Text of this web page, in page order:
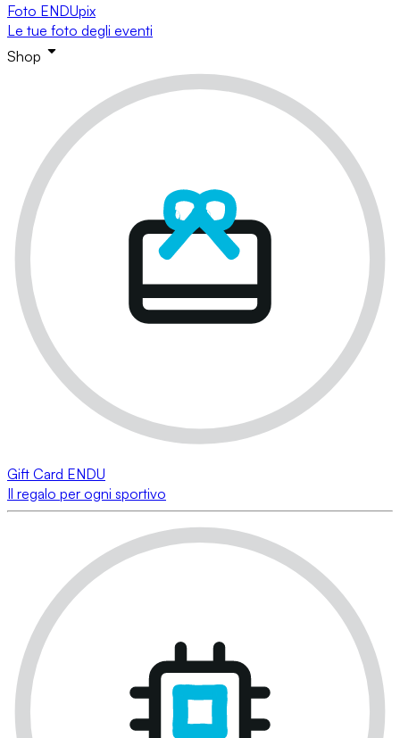
Foto ENDUpix
Le tue foto degli eventi
Shop
Gift Card ENDU
Il regalo per ogni sportivo